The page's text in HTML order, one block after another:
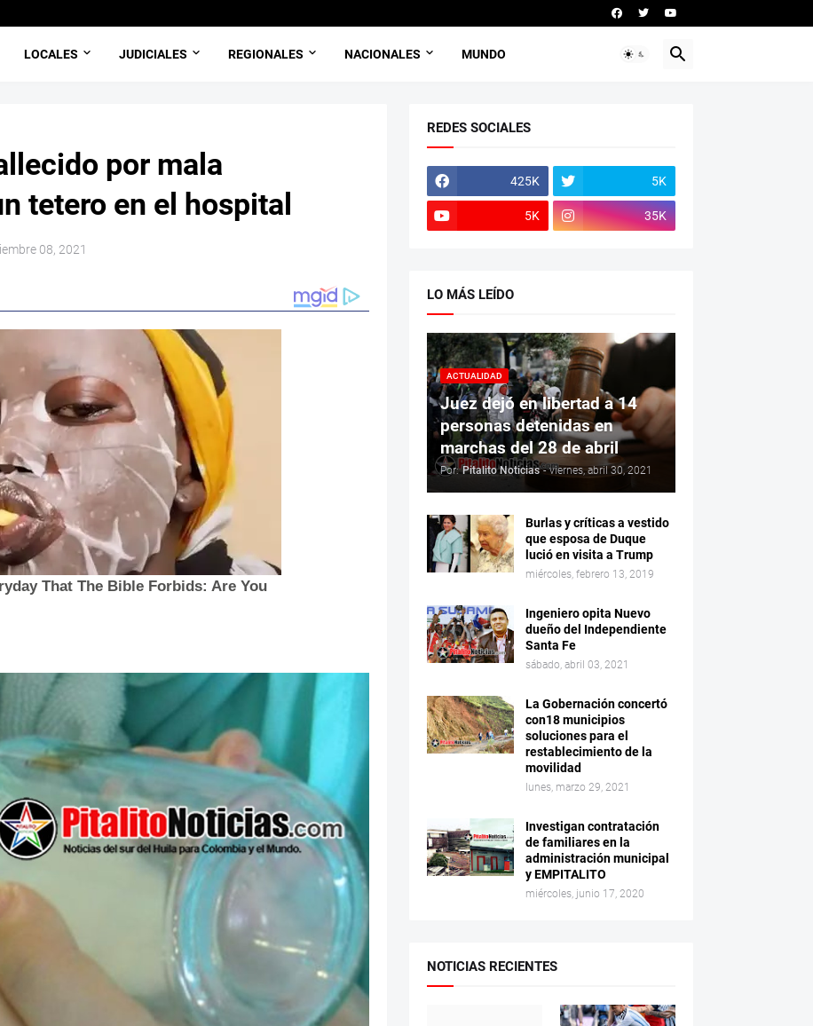
LOCALES JUDICIALES REGIONALES NACIONALES MUNDO
por mala
tetero en el hospital
08, 2021
REDES SOCIALES
425K 5K
5K 35K
LO MÁS LEÍDO
ACTUALIDAD
Juez dejó en libertad a 14
personas detenidas en
marchas del 28 de abril
Por: Pitalito Noticias - viernes, abril 30, 2021
Burlas y críticas a vestido
que esposa de Duque
lució en visita a Trump
miércoles, febrero 13, 2019
Ingeniero opita Nuevo
dueño del Independiente
Santa Fe
sábado, abril 03, 2021
La Gobernación concertó
con18 municipios
soluciones para el
restablecimiento de la
movilidad
lunes, marzo 29, 2021
Investigan contratación
de familiares en la
administración municipal
y EMPITALITO
miércoles, junio 17, 2020
NOTICIAS RECIENTES